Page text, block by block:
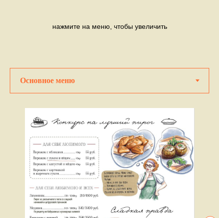
нажмите на меню, чтобы увеличить